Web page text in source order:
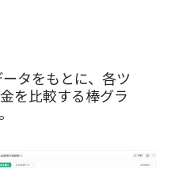
タをもとに、各ツ
を比較する棒グラ